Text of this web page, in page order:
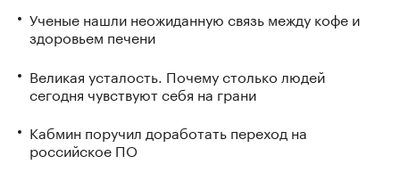
Ученые нашли неожиданную связь между кофе и
здоровьем печени
Великая усталость. Почему столько людей
сегодня чувствуют себя на грани
Кабмин поручил доработать переход на
российское ПО